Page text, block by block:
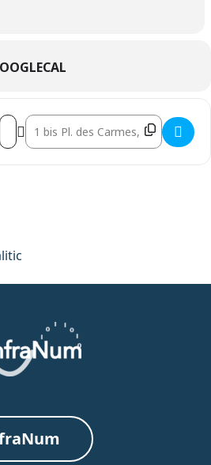
Address - Ruralitic [CO7BpUMeu]
Destination Address - Ruralitic